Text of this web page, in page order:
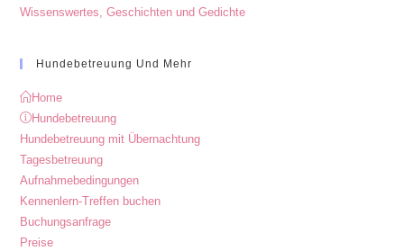
Wissenswertes, Geschichten und Gedichte
Hundebetreuung Und Mehr
Home
Hundebetreuung
Hundebetreuung mit Übernachtung
Tagesbetreuung
Aufnahmebedingungen
Kennenlern-Treffen buchen
Buchungsanfrage
Preise